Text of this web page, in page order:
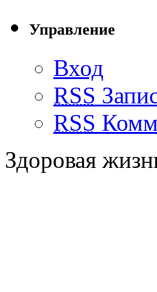
Управление
Вход
RSS
RSS
Здоровая